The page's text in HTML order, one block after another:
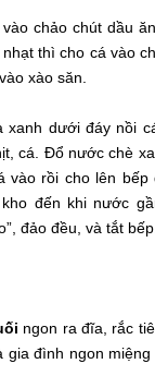
chảo chút dầu
thì cho cá vào
xào săn.
xanh dưới đáy nồi
cá. Đổ nước chè
vào rồi cho lên
đến khi nước
đảo đều, và tắt bếp.
ngon ra đĩa, rắc
gia đình ngon miệng